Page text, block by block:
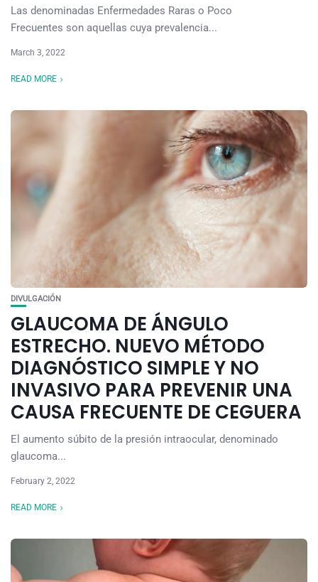
Las denominadas Enfermedades Raras o Poco
Frecuentes son aquellas cuya prevalencia...
March 3, 2022
READ MORE
DIVULGACIÓN
GLAUCOMA DE ÁNGULO
ESTRECHO. NUEVO MÉTODO
DIAGNÓSTICO SIMPLE Y NO
INVASIVO PARA PREVENIR UNA
CAUSA FRECUENTE DE CEGUERA
El aumento súbito de la presión intraocular, denominado
glaucoma...
February 2, 2022
READ MORE